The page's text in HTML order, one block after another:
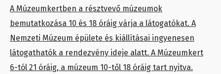
A Múzeumkertben a résztvevő múzeumok
bemutatkozása 10 és 18 óráig várja a látogatókat. A
Nemzeti Múzeum épülete és kiállításai ingyenesen
látogathatók a rendezvény ideje alatt. A Múzeumkert
6-tól 21 óráig, a múzeum 10-től 18 óráig tart nyitva.